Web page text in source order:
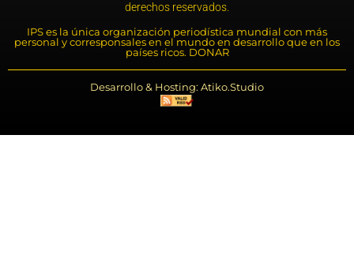
derechos reservados.
IPS es la única organización periodística mundial con más
personal y corresponsales en el mundo en desarrollo que en los
países ricos. DONAR
Desarrollo & Hosting: Atiko.Studio